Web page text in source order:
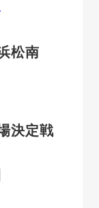
松南
決定戦